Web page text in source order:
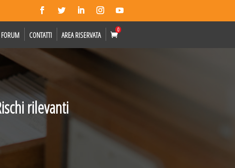
FORUM CONTATTI AREA RISERVATA
0
rilevanti